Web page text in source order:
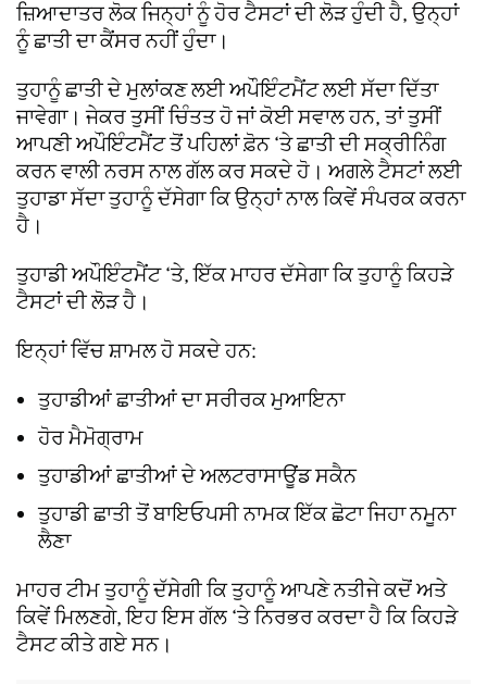
ਜ਼ਿਆਦਾਤਰ ਲੋਕ ਜਿਨ੍ਹਾਂ ਨੂੰ ਹੋਰ ਟੈਸਟਾਂ ਦੀ ਲੋੜ ਹੁੰਦੀ ਹੈ, ਉਨ੍ਹਾਂ
ਨੂੰ ਛਾਤੀ ਦਾ ਕੈਂਸਰ ਨਹੀਂ ਹੁੰਦਾ।
ਤੁਹਾਨੂੰ ਛਾਤੀ ਦੇ ਮੁਲਾਂਕਣ ਲਈ ਅਪੌਇੰਟਮੈਂਟ ਲਈ ਸੱਦਾ ਦਿੱਤਾ
ਜਾਵੇਗਾ। ਜੇਕਰ ਤੁਸੀਂ ਚਿੰਤਤ ਹੋ ਜਾਂ ਕੋਈ ਸਵਾਲ ਹਨ, ਤਾਂ ਤੁਸੀਂ
ਆਪਣੀ ਅਪੌਇੰਟਮੈਂਟ ਤੋਂ ਪਹਿਲਾਂ ਫ਼ੋਨ ‘ਤੇ ਛਾਤੀ ਦੀ ਸਕ੍ਰੀਨਿੰਗ
ਕਰਨ ਵਾਲੀ ਨਰਸ ਨਾਲ ਗੱਲ ਕਰ ਸਕਦੇ ਹੋ। ਅਗਲੇ ਟੈਸਟਾਂ ਲਈ
ਤੁਹਾਡਾ ਸੱਦਾ ਤੁਹਾਨੂੰ ਦੱਸੇਗਾ ਕਿ ਉਨ੍ਹਾਂ ਨਾਲ ਕਿਵੇਂ ਸੰਪਰਕ ਕਰਨਾ
ਹੈ।
ਤੁਹਾਡੀ ਅਪੌਇੰਟਮੈਂਟ ‘ਤੇ, ਇੱਕ ਮਾਹਰ ਦੱਸੇਗਾ ਕਿ ਤੁਹਾਨੂੰ ਕਿਹੜੇ
ਟੈਸਟਾਂ ਦੀ ਲੋੜ ਹੈ।
ਇਨ੍ਹਾਂ ਵਿੱਚ ਸ਼ਾਮਲ ਹੋ ਸਕਦੇ ਹਨ:
ਤੁਹਾਡੀਆਂ ਛਾਤੀਆਂ ਦਾ ਸਰੀਰਕ ਮੁਆਇਨਾ
ਹੋਰ ਮੈਮੋਗ੍ਰਾਮ
ਤੁਹਾਡੀਆਂ ਛਾਤੀਆਂ ਦੇ ਅਲਟਰਾਸਾਊਂਡ ਸਕੈਨ
ਤੁਹਾਡੀ ਛਾਤੀ ਤੋਂ ਬਾਇਓਪਸੀ ਨਾਮਕ ਇੱਕ ਛੋਟਾ ਜਿਹਾ ਨਮੂਨਾ
ਲੈਣਾ
ਮਾਹਰ ਟੀਮ ਤੁਹਾਨੂੰ ਦੱਸੇਗੀ ਕਿ ਤੁਹਾਨੂੰ ਆਪਣੇ ਨਤੀਜੇ ਕਦੋਂ ਅਤੇ
ਕਿਵੇਂ ਮਿਲਣਗੇ, ਇਹ ਇਸ ਗੱਲ ‘ਤੇ ਨਿਰਭਰ ਕਰਦਾ ਹੈ ਕਿ ਕਿਹੜੇ
ਟੈਸਟ ਕੀਤੇ ਗਏ ਸਨ।